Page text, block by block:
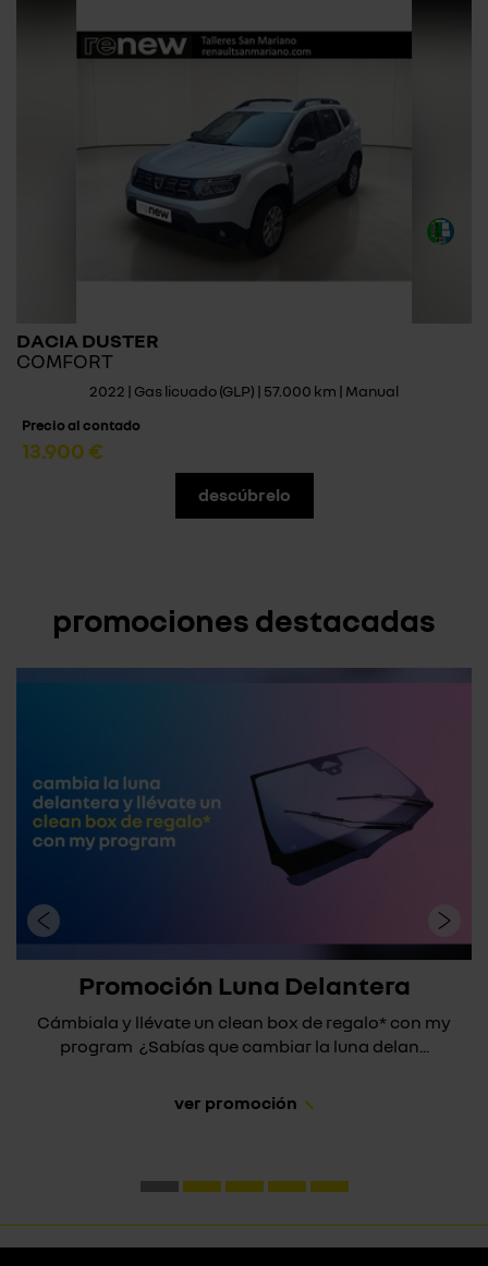
DACIA DUSTER
COMFORT
2022 | Gas licuado (GLP) | 57.000 km | Manual
Precio al contado
13.900 €
descúbrelo
promociones destacadas
Promoción Luna Delantera
Cámbiala y llévate un clean box de regalo* con my
program ¿Sabías que cambiar la luna delan...
ver promoción